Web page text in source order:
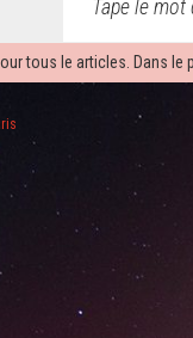
Tape le
tous le articles. Dans le